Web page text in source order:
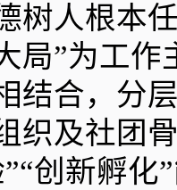
树人根本
局”为工
结合，分
织及社团
创新孵